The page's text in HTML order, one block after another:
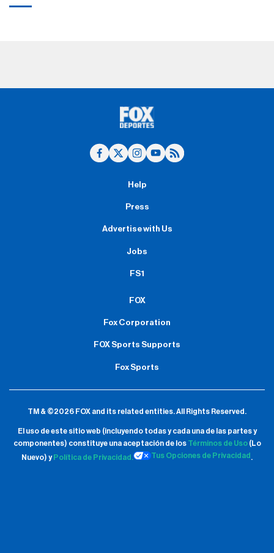
Help
Press
Advertise with Us
Jobs
FS1
FOX
Fox Corporation
FOX Sports Supports
Fox Sports
TM & ©2026 FOX and its related entities.All Rights Reserved.
El uso de este sitio web (incluyendo todas y cada una de las partes y
componentes) constituye una aceptación de los Términos de Uso(Lo
Nuevo) y Política de Privacidad. Tus Opciones de Privacidad .